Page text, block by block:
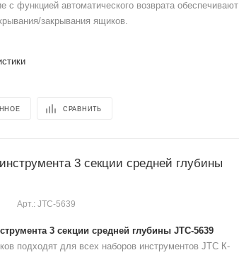
с функцией автоматического возврата обеспечивают
закрывания ящиков.
СРАВНИТЬ
3 секции средней глубины
Арт.: JTC-5639
3 секции средней глубины JTC-5639
подходят для всех наборов инструментов JTC К-